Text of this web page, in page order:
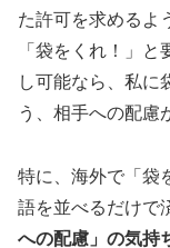
た許可を求めるよ
「袋をくれ！」
し可能なら、私に
う、相手への配慮
特に、海外で「袋
語を並べるだけで
への配慮」の気持